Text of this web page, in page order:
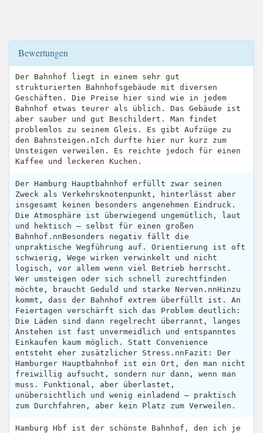
Bewertungen
Der Bahnhof liegt in einem sehr gut
strukturierten Bahnhofsgebäude mit diversen
Geschäften. Die Preise hier sind wie in jedem
Bahnhof etwas teurer als üblich. Das Gebäude ist
aber sauber und gut Beschildert. Man findet
problemlos zu seinem Gleis. Es gibt Aufzüge zu
den Bahnsteigen.nIch durfte hier nur kurz zum
Unsteigen verweilen. Es reichte jedoch für einen
Kaffee und leckeren Kuchen.
Der Hamburg Hauptbahnhof erfüllt zwar seinen
Zweck als Verkehrsknotenpunkt, hinterlässt aber
insgesamt keinen besonders angenehmen Eindruck.
Die Atmosphäre ist überwiegend ungemütlich, laut
und hektisch – selbst für einen großen
Bahnhof.nnBesonders negativ fällt die
unpraktische Wegführung auf. Orientierung ist oft
schwierig, Wege wirken verwinkelt und nicht
logisch, vor allem wenn viel Betrieb herrscht.
Wer umsteigen oder sich schnell zurechtfinden
möchte, braucht Geduld und starke Nerven.nnHinzu
kommt, dass der Bahnhof extrem überfüllt ist. An
Feiertagen verschärft sich das Problem deutlich:
Die Läden sind dann regelrecht überrannt, langes
Anstehen ist fast unvermeidlich und entspanntes
Einkaufen kaum möglich. Statt Convenience
entsteht eher zusätzlicher Stress.nnFazit: Der
Hamburger Hauptbahnhof ist ein Ort, den man nicht
freiwillig aufsucht, sondern nur dann, wenn man
muss. Funktional, aber überlastet,
unübersichtlich und wenig einladend – praktisch
zum Durchfahren, aber kein Platz zum Verweilen.
Hamburg Hbf ist der schönste Bahnhof, den ich je